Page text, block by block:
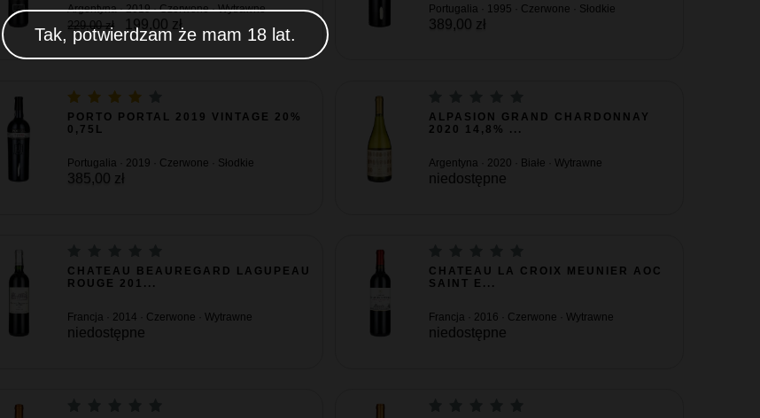
Argentyna · 2019 · Czerwone · Wytrawne
229,00 zł 199,00 zł
Portugalia · 1995 · Czerwone · Słodkie
389,00 zł
PORTO PORTAL 2019 VINTAGE 20%
0,75L
Portugalia · 2019 · Czerwone · Słodkie
385,00 zł
ALPASION GRAND CHARDONNAY
2020 14,8% ...
Argentyna · 2020 · Białe · Wytrawne
niedostępne
CHATEAU BEAUREGARD LAGUPEAU
ROUGE 201...
Francja · 2014 · Czerwone · Wytrawne
niedostępne
CHATEAU LA CROIX MEUNIER AOC
SAINT E...
Francja · 2016 · Czerwone · Wytrawne
niedostępne
Tak, potwierdzam że mam 18 lat.